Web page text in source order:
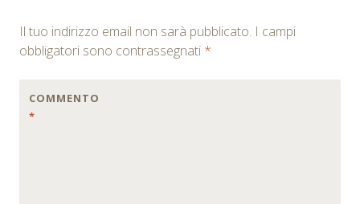
Il tuo indirizzo email non sarà pubblicato. I campi
obbligatori sono contrassegnati *
COMMENTO
*